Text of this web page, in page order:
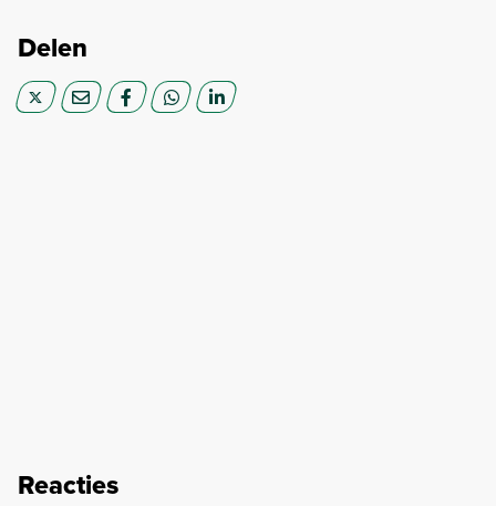
Delen
Reacties